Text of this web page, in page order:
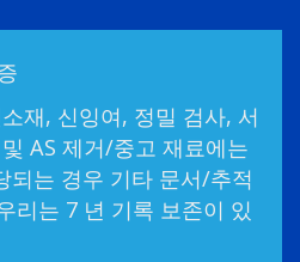
재, 신잉여, 정밀 검사, 서
AS 제거/중고 재료에는
되는 경우 기타 문서/추적
리는 7 년 기록 보존이 있